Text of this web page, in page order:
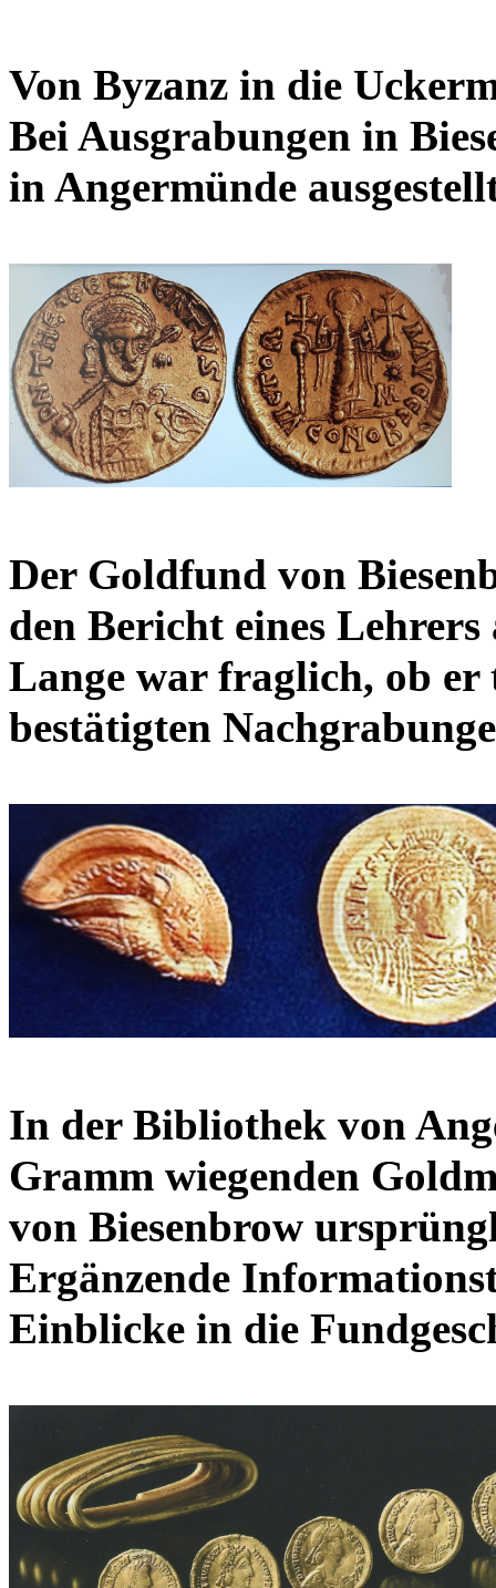
Von Byzanz in die
Bei Ausgrabungen in
in Angermünde
Der Goldfund von
den Bericht eines
Lange war fraglich, ob
bestätigten
In der Bibliothek von
Gramm wiegenden
von Biesenbrow
Ergänzende
Einblicke in die